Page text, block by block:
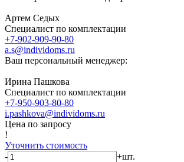
Артем Седых
Специалист по комплектации
+7-902-909-90-80
a.s@individoms.ru
Ваш персональный менеджер:
Ирина Пашкова
Специалист по комплектации
+7-950-903-80-80
i.pashkova@individoms.ru
Цена по запросу
!
Уточнить стоимость
-
+шт.